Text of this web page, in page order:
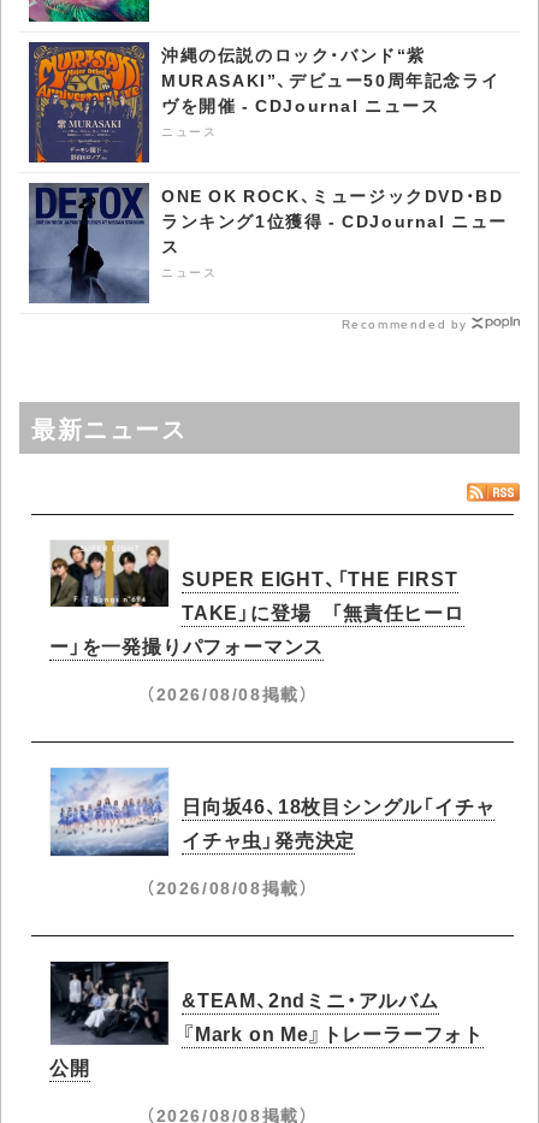
沖縄の伝説のロック・バンド“紫
MURASAKI”、デビュー50周年記念ライ
ヴを開催 - CDJournal ニュース
ニュース
ONE OK ROCK、ミュージックDVD・BD
ランキング1位獲得 - CDJournal ニュー
ス
ニュース
Recommended by
最新ニュース
SUPER EIGHT、「THE FIRST
TAKE」に登場 「無責任ヒーロ
ー」を一発撮りパフォーマンス
（2026/08/08掲載）
日向坂46、18枚目シングル「イチャ
イチャ虫」発売決定
（2026/08/08掲載）
&TEAM、2ndミニ・アルバム
『Mark on Me』トレーラーフォト
公開
（2026/08/08掲載）